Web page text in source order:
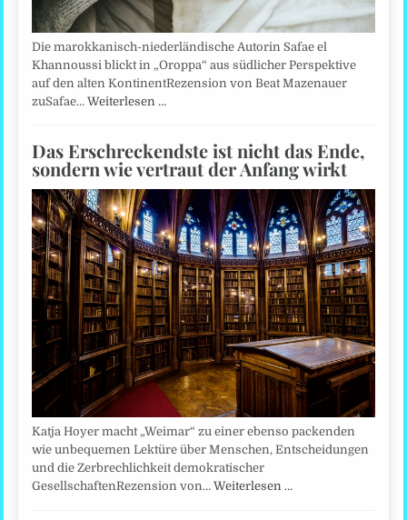
Die marokkanisch-niederländische Autorin Safae el
Khannoussi blickt in „Oroppa“ aus südlicher Perspektive
auf den alten KontinentRezension von Beat Mazenauer
zuSafae…Weiterlesen …
Das Erschreckendste ist nicht das Ende,
sondern wie vertraut der Anfang wirkt
Katja Hoyer macht „Weimar“ zu einer ebenso packenden
wie unbequemen Lektüre über Menschen, Entscheidungen
und die Zerbrechlichkeit demokratischer
GesellschaftenRezension von…Weiterlesen …